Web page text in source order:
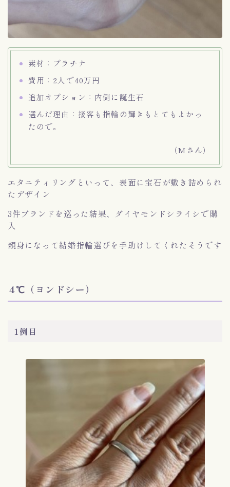
Follow Me
素材：プラチナ
費用：2人で40万円
追加オプション：内側に誕生石
選んだ理由：接客も指輪の輝きもとてもよかっ
たので。
（Mさん）
エタニティリングといって、表面に宝石が敷き詰められ
たデザイン
3件ブランドを巡った結果、ダイヤモンドシライシで購
入
親身になって結婚指輪選びを手助けしてくれたそうです
4℃（ヨンドシー）
1例目